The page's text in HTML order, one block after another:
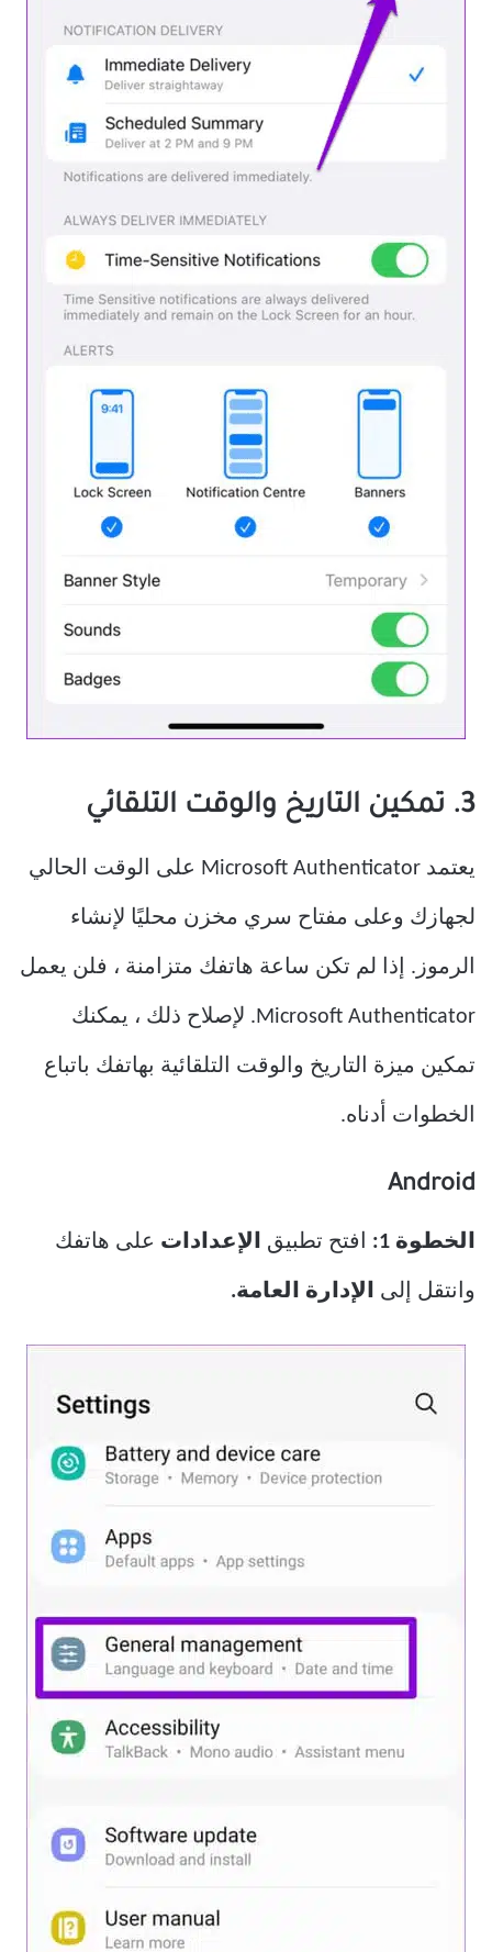
3. تمكين التاريخ والوقت التلقائي
يعتمد Microsoft Authenticator على الوقت الحالي
لجهازك وعلى مفتاح سري مخزن محليًا لإنشاء
الرموز. إذا لم تكن ساعة هاتفك متزامنة ، فلن يعمل
Microsoft Authenticator. لإصلاح ذلك ، يمكنك
تمكين ميزة التاريخ والوقت التلقائية بهاتفك باتباع
الخطوات أدناه.
Android
الخطوة 1: افتح تطبيق الإعدادات على هاتفك
وانتقل إلى الإدارة العامة.